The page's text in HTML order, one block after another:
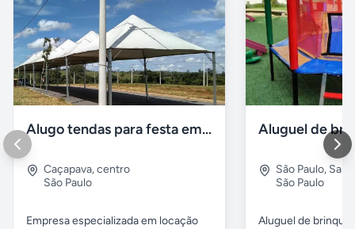
Alugo tendas para festa em caçapava e região
Caçapava,centro
São Paulo
Empresa especializada em locação
Aluguel de
São Paulo,
São Paulo
Aluguel de